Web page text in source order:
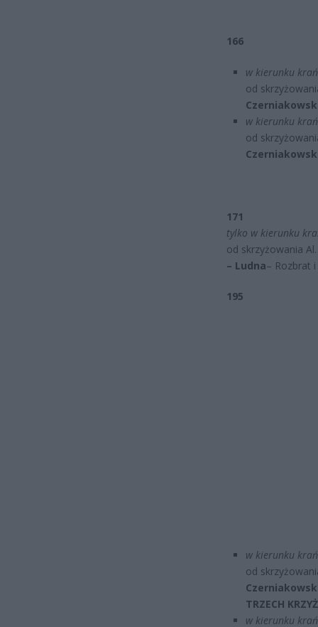
166
w kierunku
od
w kierunku
od
171
tylko w kierunku
od skrzyżowania
– Ludna– Rozbrat
195
w kierunku
od
TRZECH
w kierunku